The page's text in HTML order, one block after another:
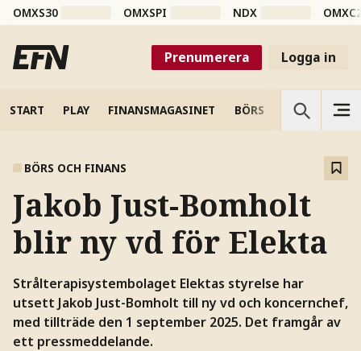
OMXS30 OMXSPI NDX
Prenumerera Logga in
START PLAY FINANSMAGASINET BÖRS VETENSKAP
BÖRS OCH FINANS
Jakob Just-Bomholt
blir ny vd för Elekta
Strålterapisystembolaget Elektas styrelse har
utsett Jakob Just-Bomholt till ny vd och koncernchef,
med tillträde den 1 september 2025. Det framgår av
ett pressmeddelande.